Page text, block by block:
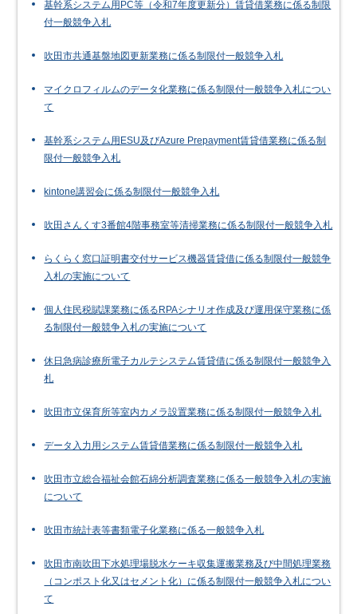
基幹系システム用PC等（令和7年度更新分）賃貸借業務に係る制限
付一般競争入札
吹田市共通基盤地図更新業務に係る制限付一般競争入札
マイクロフィルムのデータ化業務に係る制限付一般競争入札につい
て
基幹系システム用ESU及びAzure Prepayment賃貸借業務に係る制
限付一般競争入札
kintone講習会に係る制限付一般競争入札
吹田さんくす3番館4階事務室等清掃業務に係る制限付一般競争入札
らくらく窓口証明書交付サービス機器賃貸借に係る制限付一般競争
入札の実施について
個人住民税賦課業務に係るRPAシナリオ作成及び運用保守業務に係
る制限付一般競争入札の実施について
休日急病診療所電子カルテシステム賃貸借に係る制限付一般競争入
札
吹田市立保育所等室内カメラ設置業務に係る制限付一般競争入札
データ入力用システム賃貸借業務に係る制限付一般競争入札
吹田市立総合福祉会館石綿分析調査業務に係る一般競争入札の実施
について
吹田市統計表等書類電子化業務に係る一般競争入札
吹田市南吹田下水処理場脱水ケーキ収集運搬業務及び中間処理業務
（コンポスト化又はセメント化）に係る制限付一般競争入札につい
て